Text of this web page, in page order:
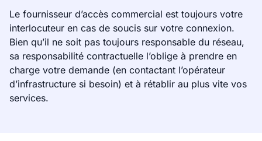
Le fournisseur d’accès commercial est toujours votre
interlocuteur en cas de soucis sur votre connexion.
Bien qu’il ne soit pas toujours responsable du réseau,
sa responsabilité contractuelle l’oblige à prendre en
charge votre demande (en contactant l’opérateur
d’infrastructure si besoin) et à rétablir au plus vite vos
services.